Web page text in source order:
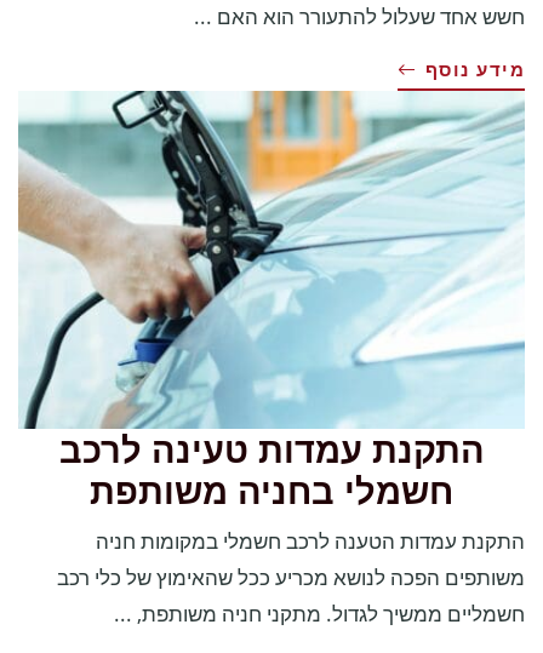
חשש אחד שעלול להתעורר הוא האם ...
מידע נוסף
התקנת עמדות טעינה לרכב
חשמלי בחניה משותפת
התקנת עמדות הטענה לרכב חשמלי במקומות חניה
משותפים הפכה לנושא מכריע ככל שהאימוץ של כלי רכב
חשמליים ממשיך לגדול. מתקני חניה משותפת, ...